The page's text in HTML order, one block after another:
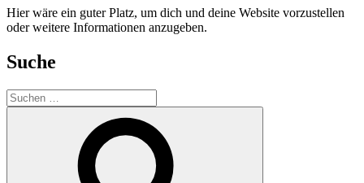
Hier wäre ein guter Platz, um dich und deine Website vorzustellen
oder weitere Informationen anzugeben.
Suche
Suche
nach: